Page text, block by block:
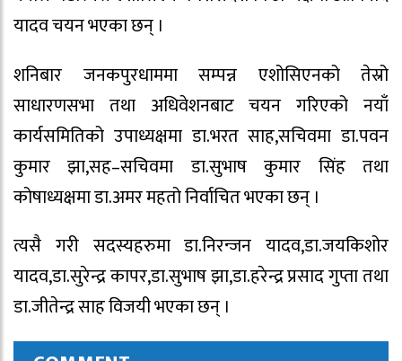
यादव चयन भएका छन् ।
शनिबार जनकपुरधाममा सम्पन्न एशोसिएनको तेस्रो
साधारणसभा तथा अधिवेशनबाट चयन गरिएको नयाँ
कार्यसमितिको उपाध्यक्षमा डा.भरत साह,सचिवमा डा.पवन
कुमार झा,सह–सचिवमा डा.सुभाष कुमार सिंह तथा
कोषाध्यक्षमा डा.अमर महतो निर्वाचित भएका छन् ।
त्यसै गरी सदस्यहरुमा डा.निरन्जन यादव,डा.जयकिशोर
यादव,डा.सुरेन्द्र कापर,डा.सुभाष झा,डा.हरेन्द्र प्रसाद गुप्ता तथा
डा.जीतेन्द्र साह विजयी भएका छन् ।